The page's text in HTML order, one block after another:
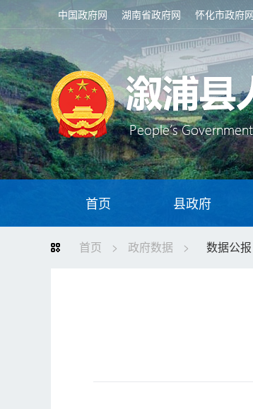
中国政府网 湖南省政府网 怀化市政府网
首页 县政府
首页 > 政府数据 > 数据公报